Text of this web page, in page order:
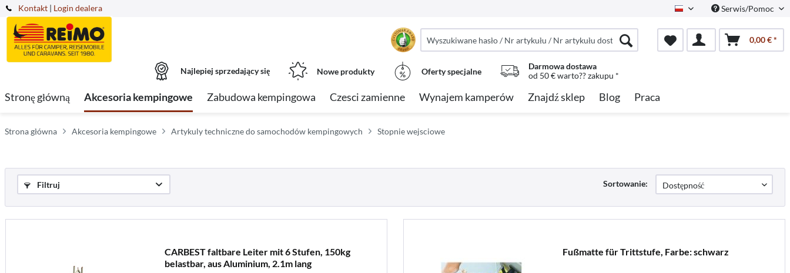
Kontakt Polish Serwis/Pomoc
| Login dealera
0,00 € *
Najlepiej sprzedający się Nowe produkty Oferty specjalne
Darmowa dostawa
od 50 € warto?? zakupu *
Stronę główną Akcesoria kempingowe Zabudowa kempingowa Czesci zamienne Wynajem kamperów Znajdź sklep Blog Praca
Strona główna Akcesoria kempingowe Artykuly techniczne do samochodów kempingowych Stopnie wejsciowe
Filtruj Sortowanie:
CARBEST faltbare Leiter mit 6 Stufen, 150kg
belastbar, aus Aluminium, 2.1m lang
Fußmatte für Trittstufe, Farbe: schwarz